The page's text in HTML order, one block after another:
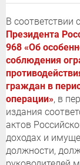
В соответствии
Президента
968 «Об
соблюдения
граждан в
операции», в
издания
актов
доходах и
должности,